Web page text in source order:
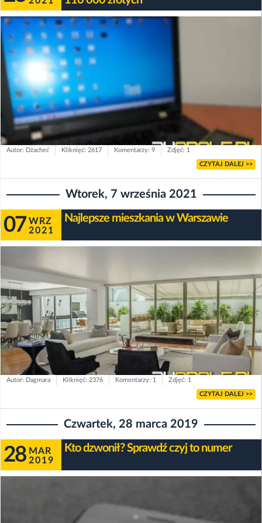
Autor: Dżacheć Kliknięć: 2617 Komentarzy: 9 Zdjęć: 1
CZYTAJ DALEJ >>
Wtorek, 7 września 2021
07 WRZ
2021
Najlepsze mieszkania w Warszawie
Autor: Dagmara Kliknięć: 2376 Komentarzy: 1 Zdjęć: 1
CZYTAJ DALEJ >>
Czwartek, 28 marca 2019
28 MAR
2019
Kto dzwonił? Sprawdź czyj to numer